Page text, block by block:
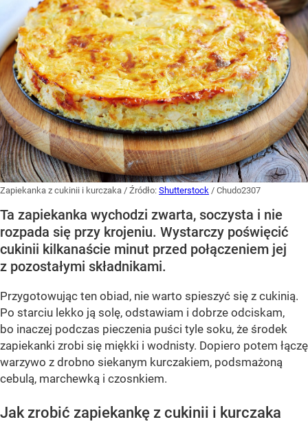
Zapiekanka z cukinii i kurczaka / Źródło: Shutterstock / Chudo2307
Ta zapiekanka wychodzi zwarta, soczysta i nie
rozpada się przy krojeniu. Wystarczy poświęcić
cukinii kilkanaście minut przed połączeniem jej
z pozostałymi składnikami.
Przygotowując ten obiad, nie warto spieszyć się z cukinią.
Po starciu lekko ją solę, odstawiam i dobrze odciskam,
bo inaczej podczas pieczenia puści tyle soku, że środek
zapiekanki zrobi się miękki i wodnisty. Dopiero potem łączę
warzywo z drobno siekanym kurczakiem, podsmażoną
cebulą, marchewką i czosnkiem.
Jak zrobić zapiekankę z cukinii i kurczaka